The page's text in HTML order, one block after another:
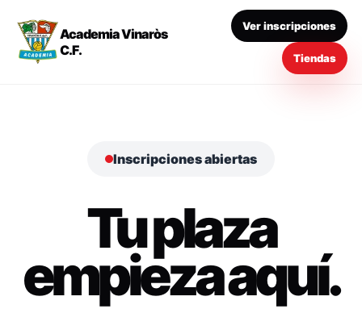
Academia Vinaròs
C.F.
Ver inscripciones
Tiendas
Inscripciones abiertas
Tu plaza
empieza aquí.